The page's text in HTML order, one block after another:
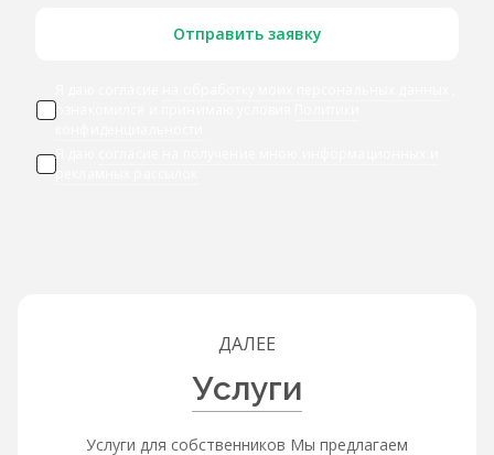
Отправить заявку
ознакомился и принимаю условия
Я даю
рекламных рассылок
ДАЛЕЕ
Услуги
Услуги для собственников Мы предлагаем